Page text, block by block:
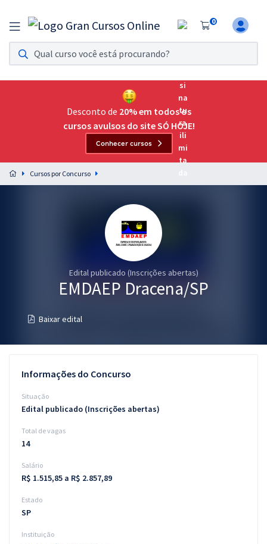
0
Assinatura Ilimitada 11
Acesso a todos os cursos. Teste grátis por 7 dias!
Assinatura OAB Até Passar
Acesso ilimitado a toda preparação para o Exame da
Preparação completa e intensiva para as principais
residências em saúde do Brasil
Conteúdo gratuito
Aprovados
Desconto de 20% em todos os
cursos avulsos do site SÓ HOJE!
Conhecer cursos
Cursos por Concurso
Edital publicado (Inscrições abertas)
EMDAEP Dracena/SP
Baixar edital
Informações do Concurso
Situação
Edital publicado (Inscrições abertas)
Total de vagas
14
Salário
R$ 1.515,85 a R$ 2.857,89
Estado
SP
Instituição